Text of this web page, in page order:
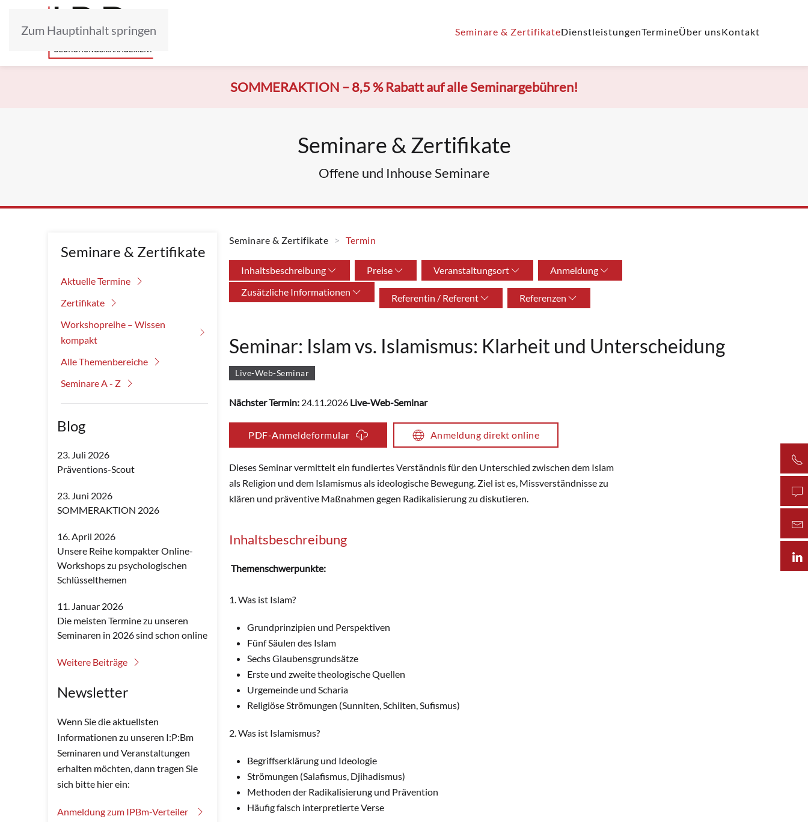
Zum Hauptinhalt springen Seminare & ZertifikateDienstleistungenTermineÜber unsKontakt
SOMMERAKTION –8,5 % Rabatt auf alle Seminargebühren!
Seminare & Zertifikate
Offene und Inhouse Seminare
Seminare & Zertifikate Termin
Inhaltsbeschreibung Preise Veranstaltungsort
Anmeldung
Zusätzliche Informationen
Referentin / Referent Referenzen
Seminar: Islam vs. Islamismus: Klarheit und Unterscheidung
Live-Web-Seminar
Nächster Termin: 24.11.2026 Live-Web-Seminar
PDF-Anmeldeformular Anmeldung direkt online
Dieses Seminar vermittelt ein fundiertes Verständnis für den Unterschied zwischen dem Islam
als Religion und dem Islamismus als ideologische Bewegung. Ziel ist es, Missverständnisse zu
klären und präventive Maßnahmen gegen Radikalisierung zu diskutieren.
Inhaltsbeschreibung
Themenschwerpunkte:
1. Was ist Islam?
Grundprinzipien und Perspektiven
Fünf Säulen des Islam
Sechs Glaubensgrundsätze
Erste und zweite theologische Quellen
Urgemeinde und Scharia
Religiöse Strömungen (Sunniten, Schiiten, Sufismus)
2. Was ist Islamismus?
Begriffserklärung und Ideologie
Strömungen (Salafismus, Djihadismus)
Methoden der Radikalisierung und Prävention
Häufig falsch interpretierte Verse
Seminare & Zertifikate
Aktuelle Termine
Zertifikate
Workshopreihe – Wissen
kompakt
Alle Themenbereiche
Seminare A - Z
Blog
23. Juli 2026
Präventions-Scout
23. Juni 2026
SOMMERAKTION 2026
16. April 2026
Unsere Reihe kompakter Online-
Workshops zu psychologischen
Schlüsselthemen
11. Januar 2026
Die meisten Termine zu unseren
Seminaren in 2026 sind schon online
Weitere Beiträge
Newsletter
Wenn Sie die aktuellsten
Informationen zu unseren I:P:Bm
Seminaren und Veranstaltungen
erhalten möchten, dann tragen Sie
sich bitte hier ein:
Anmeldung zum IPBm-Verteiler